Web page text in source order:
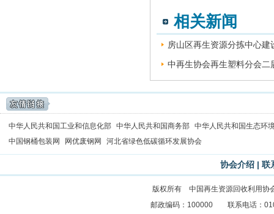
相关新闻
房山区再生资源分拣中心建
中再生协会再生塑料分会二
中华人民共和国工业和信息化部 中华人民共和国商务部 中华人民共和国生态环
中国钢桶包装网
网优废钢网 河北省绿色低碳循环发展协会
协会介绍 | 联
版权所有 中国再生资源回收利用
邮政编码：100000 联系电话：